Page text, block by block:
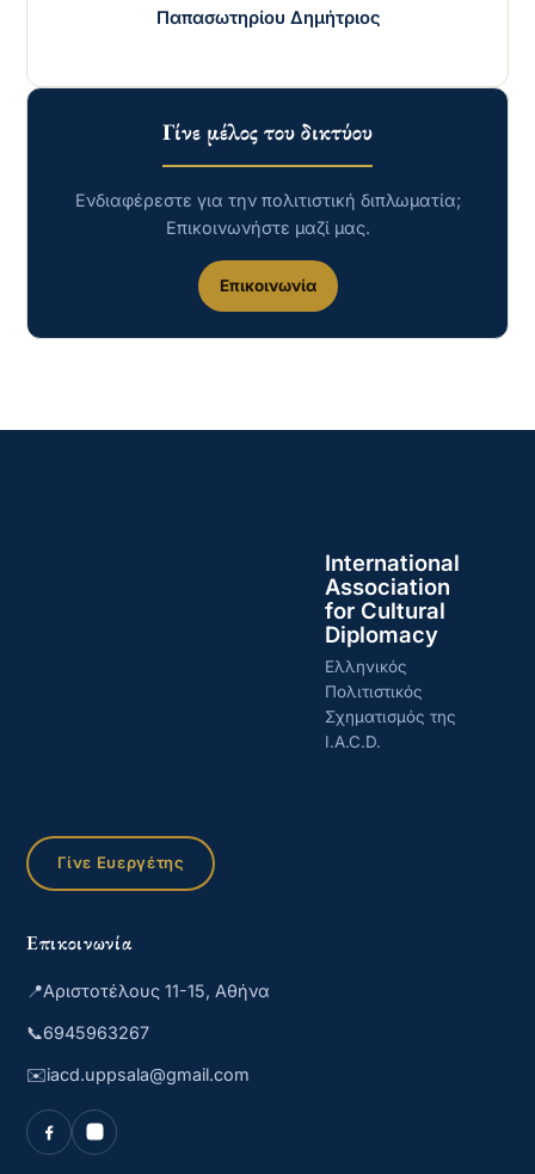
Παπασωτηρίου Δημήτριος
Γίνε μέλος του δικτύου
Ενδιαφέρεστε για την πολιτιστική διπλωματία;
Επικοινωνήστε μαζί μας.
Επικοινωνία
International
Association
for Cultural
Diplomacy
Ελληνικός
Πολιτιστικός
Σχηματισμός της
I.A.C.D.
Γίνε Ευεργέτης
Επικοινωνία
📍Αριστοτέλους 11-15, Αθήνα
📞6945963267
✉️iacd.uppsala@gmail.com